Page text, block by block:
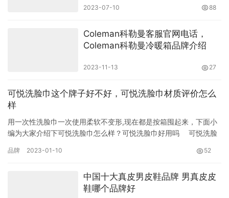
2023-07-10 88
Coleman科勒曼客服官网电话，
Coleman科勒曼冷暖箱品牌介绍
2023-11-13 27
可悦洗脸巾这个牌子好不好，可悦洗脸巾材质评价怎么
样
用一次性洗脸巾一次使用柔软不变形,现在都是按箱囤起来，下面小
编为大家介绍下可悦洗脸巾怎么样？可悦洗脸巾好用吗 可悦洗脸
…
品牌 2023-01-10 52
中国十大真皮男皮鞋品牌 男真皮皮
鞋哪个品牌好